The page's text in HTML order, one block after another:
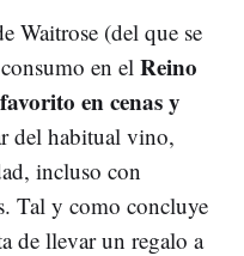
Waitrose (del que se
en el Reino
en cenas y
del habitual vino,
incluso con
Tal y como concluye
de llevar un regalo a